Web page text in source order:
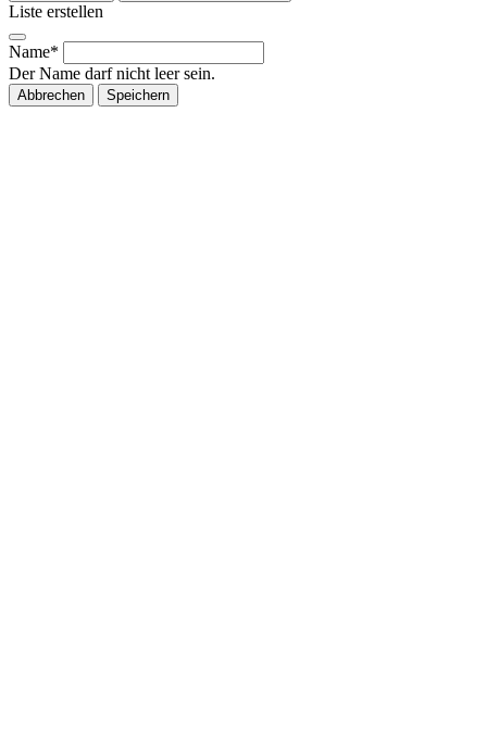
Liste erstellen
Name*
Der Name darf nicht leer sein.
Abbrechen Speichern